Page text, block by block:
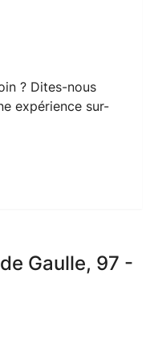
? Dites-nous
expérience sur-
Gaulle, 97 -